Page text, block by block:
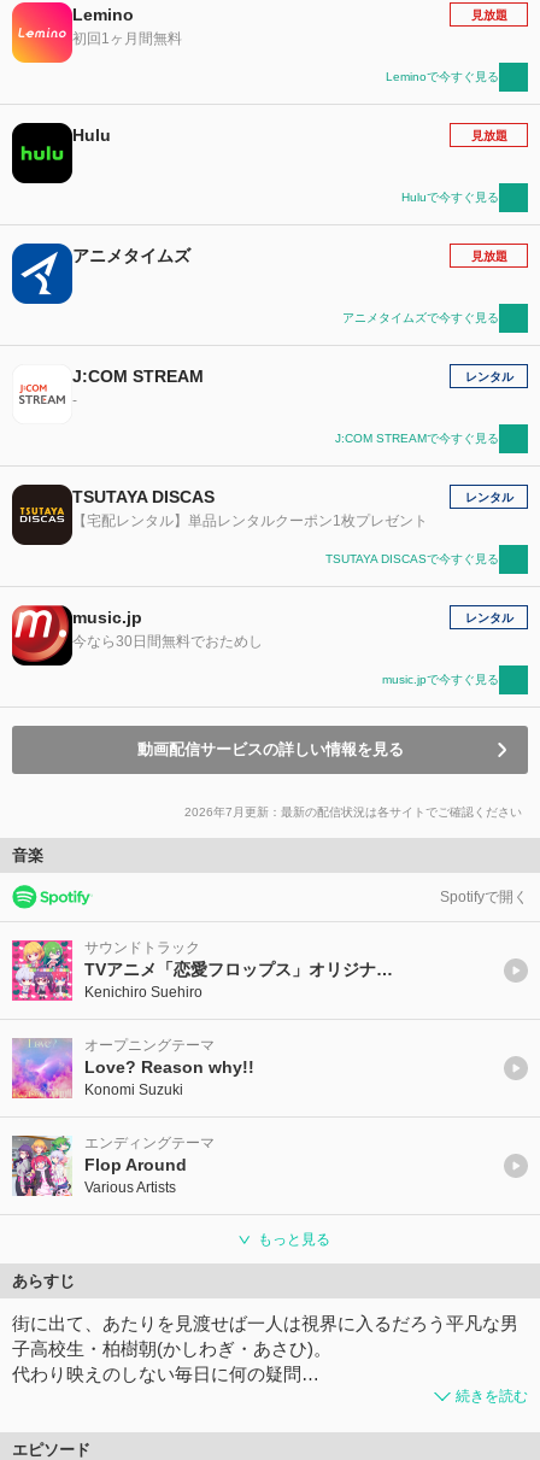
Lemino
初回1ヶ月間無料
見放題
Leminoで今すぐ見る
Hulu 見放題
Huluで今すぐ見る
アニメタイムズ 見放題
アニメタイムズで今すぐ見る
J:COM STREAM
-
レンタル
J:COM STREAMで今すぐ見る
TSUTAYA DISCAS
【宅配レンタル】単品レンタルクーポン1枚プレゼント
レンタル
TSUTAYA DISCASで今すぐ見る
music.jp
今なら30日間無料でおためし
レンタル
music.jpで今すぐ見る
動画配信サービスの詳しい情報を見る
2026年7月更新：最新の配信状況は各サイトでご確認ください
音楽
Spotifyで開く
サウンドトラック
TVアニメ「恋愛フロップス」オリジナルサウンドトラック
Kenichiro Suehiro
オープニングテーマ
Love? Reason why!!
Konomi Suzuki
エンディングテーマ
Flop Around
Various Artists
もっと見る
あらすじ
街に出て、あたりを⾒渡せば⼀⼈は視界に⼊るだろう平凡な男
⼦⾼校⽣・柏樹朝(かしわぎ・あさひ)。
代わり映えのしない毎⽇に何の疑問…
続きを読む
エピソード